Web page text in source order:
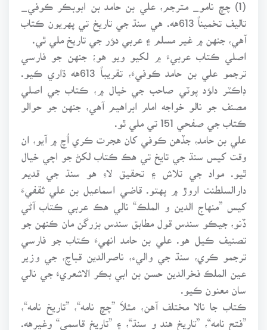
(1) چچ نامو_ مترجم، علي بن حامد بن ابوبڪر ڪوفي_
تاليف تخميناً 613هه. هي سنڌ جي تاريخ تي پهريون ڪتاب
آهي، جنهن ۾ غير مسلم ۽ عربي دﺆر جي تاريخ ملي ٿي.
اصلي ڪتاب عربيءَ ۾ لکيو ويو هو؛ جنهن جو فارسي
ترجمو علي بن حامد ڪوفيءَ، تقريباً 613هه ڌاري ڪيو.
ڊاڪٽر داﺆد پوٽي صاحب جي خيال ۾، ڪتاب جي اصلي
مصنف جو نالو خواجه امام ابراهيم آهي، جنهن جو حوالو
ڪتاب جي صفحي 151 تي ملي ٿو.
علي بن حامد، جڏهن ڪوفي کان هجرت ڪري اُچ ۾ آيو، ان
وقت کيس سنڌ جي تايخ تي هڪ ڪتاب لکڻ جو اچي خيال
ٿيو. مواد جي تلاش ۽ تحقيق لاءِ هو سنڌ جي قديم
دارالسلطنت اروڙ ۾ پهتو. قاضي اسماعيل بن علي ثقفيءَ
کيس ”منهاج الدين و الملڪ“ نالي هڪ عربي ڪتاب آڻي
ڏنو، جيڪو سندس قول مطابق سندس بزرگن مان ڪنهن جو
تصنيف ڪيل هو. علي بن حامد انهيءَ ڪتاب جو فارسي
ترجمو ڪري، سنڌ جي واليء، ناصرالدين قباچ، جي وزير
عين الملڪ فخرالدين حسن بن ابي بڪر الاشعريءَ جي نالي
سان معنون ڪيو.
ڪتاب جا نالا مختلف آهن، مثلاَ ”چچ نامه“، ”تاريخ نامه“،
”فتح نامه“، ”تاريخ هند و سنڌ“، ۽ ”تاريخ قاسمي“ وغيرهه.